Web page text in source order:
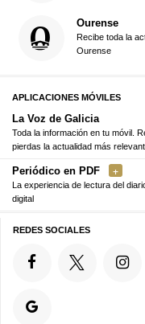
Ourense
Recibe toda la
Ourense
APLICACIONES MÓVILES
La Voz de Galicia
Toda la información en tu móvil.
pierdas la actualidad más
Periódico en PDF
La experiencia de lectura del
digital
REDES SOCIALES